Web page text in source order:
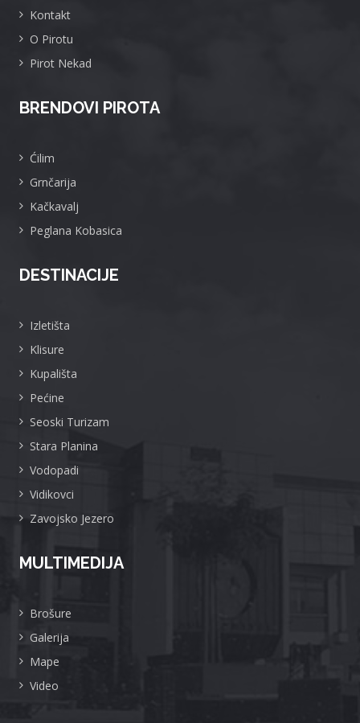
Kontakt
O Pirotu
Pirot Nekad
BRENDOVI PIROTA
Ćilim
Grnčarija
Kačkavalj
Peglana Kobasica
DESTINACIJE
Izletišta
Klisure
Kupališta
Pećine
Seoski Turizam
Stara Planina
Vodopadi
Vidikovci
Zavojsko Jezero
MULTIMEDIJA
Brošure
Galerija
Mape
Video